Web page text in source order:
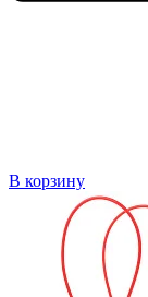
В корзину